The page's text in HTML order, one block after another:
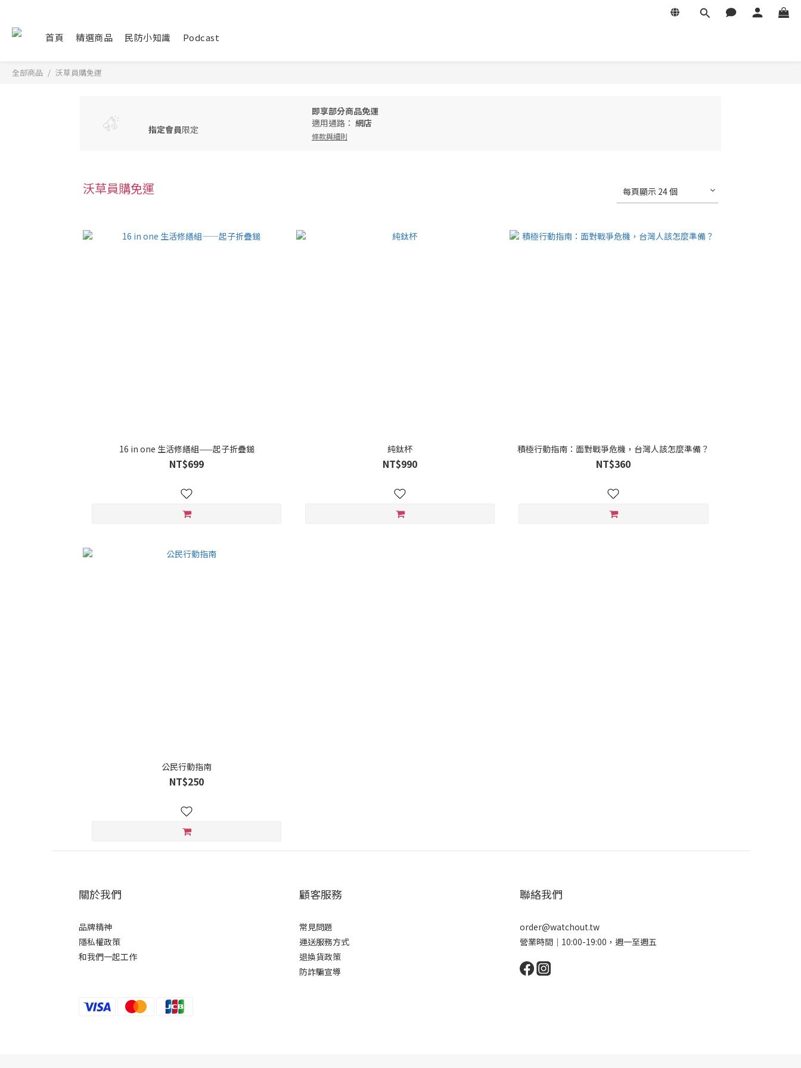
首頁 精選商品 民防小知識 Podcast
全部商品 沃草員購免運
指定會員限定
即享部分商品免運
適用通路： 網店
條款與細則
沃草員購免運 每頁顯示 24 個
16 in one 生活修繕組——起子折疊鎚
NT$699
純鈦杯
NT$990
積極行動指南：面對戰爭危機，台灣人該怎麼準備？
NT$360
公民行動指南
NT$250
關於我們
品牌精神
隱私權政策
和我們一起工作
顧客服務
常見問題
運送服務方式
退換貨政策
防詐騙宣導
聯絡我們
order@watchout.tw
營業時間｜10:00-19:00，週一至週五